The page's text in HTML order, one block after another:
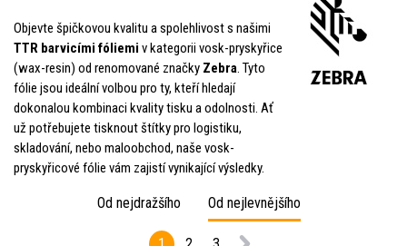
Objevte špičkovou kvalitu a spolehlivost s našimi
TTR barvicími fóliemi v kategorii vosk-pryskyřice
(wax-resin) od renomované značky Zebra. Tyto
fólie jsou ideální volbou pro ty, kteří hledají
dokonalou kombinaci kvality tisku a odolnosti. Ať
už potřebujete tisknout štítky pro logistiku,
skladování, nebo maloobchod, naše vosk-
pryskyřicové fólie vám zajistí vynikající výsledky.
Od nejdražšího Od nejlevnějšího